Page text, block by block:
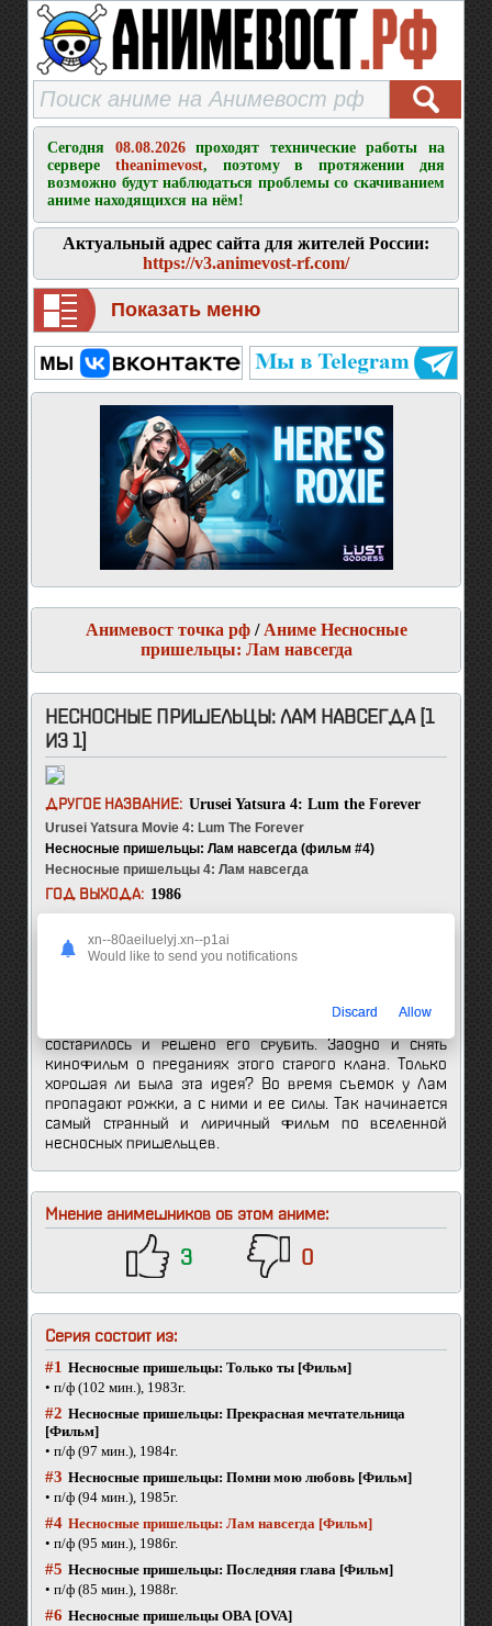
Сегодня 08.08.2026проходят технические работы на
сервере theanimevost, поэтому в протяжении дня
возможно будут наблюдаться проблемы со скачиванием
аниме находящихся на нём!
Актуальный адрес сайта для жителей России:
https://v3.animevost-rf.com/
Показать меню
Анимевост точка рф/ Аниме Несносные
пришельцы: Лам навсегда
НЕСНОСНЫЕ ПРИШЕЛЬЦЫ: ЛАМ НАВСЕГДА [1
ИЗ 1]
ДРУГОЕ НАЗВАНИЕ: Urusei Yatsura 4: Lum the Forever
Urusei Yatsura Movie 4: Lum The Forever
Несносные пришельцы: Лам навсегда (фильм #4)
Несносные пришельцы 4: Лам навсегда
ГОД ВЫХОДА: 1986
Сёнэн ,Фантастика,Экшен
Полнометражный фильм
состарилось и решено его срубить. Заодно и снять
кинофильм о преданиях этого старого клана. Только
хорошая ли была эта идея? Во время съемок у Лам
пропадают рожки, а с ними и ее силы. Так начинается
самый странный и лиричный фильм по вселенной
несносных пришельцев.
Мнение анимешников об этом аниме:
3 0
Серия состоит из:
#1 Несносные пришельцы: Только ты [Фильм]
• п/ф (102 мин.), 1983г.
#2 Несносные пришельцы: Прекрасная мечтательница
[Фильм]
• п/ф (97 мин.), 1984г.
#3 Несносные пришельцы: Помни мою любовь [Фильм]
• п/ф (94 мин.), 1985г.
#4 Несносные пришельцы: Лам навсегда [Фильм]
• п/ф (95 мин.), 1986г.
#5 Несносные пришельцы: Последняя глава [Фильм]
• п/ф (85 мин.), 1988г.
#6 Несносные пришельцы ОВА [OVA]
xn--80aeiluelyj.xn--p1ai
Would like to send you notifications
Discard Allow